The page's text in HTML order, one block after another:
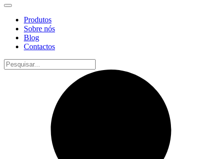
Produtos
Sobre nós
Blog
Contactos